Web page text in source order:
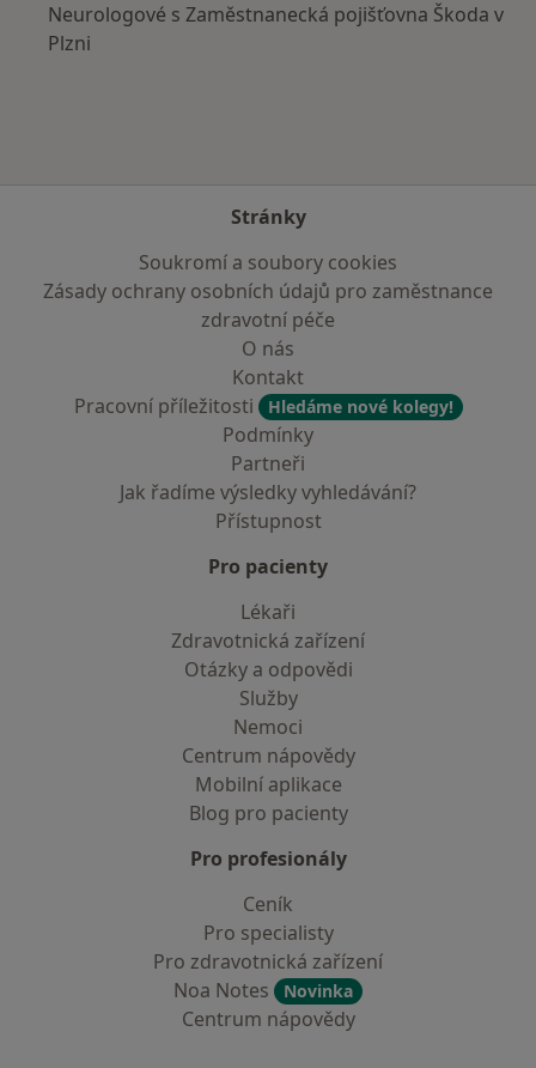
Neurologové s Zaměstnanecká pojišťovna Škoda v
Plzni
Stránky
Soukromí a soubory cookies
Zásady ochrany osobních údajů pro zaměstnance
zdravotní péče
O nás
Kontakt
Pracovní příležitosti
Hledáme nové kolegy!
Podmínky
Partneři
Jak řadíme výsledky vyhledávání?
Přístupnost
Pro pacienty
Lékaři
Zdravotnická zařízení
Otázky a odpovědi
Služby
Nemoci
Centrum nápovědy
Mobilní aplikace
Blog pro pacienty
Pro profesionály
Ceník
Pro specialisty
Pro zdravotnická zařízení
Noa Notes
Novinka
Centrum nápovědy